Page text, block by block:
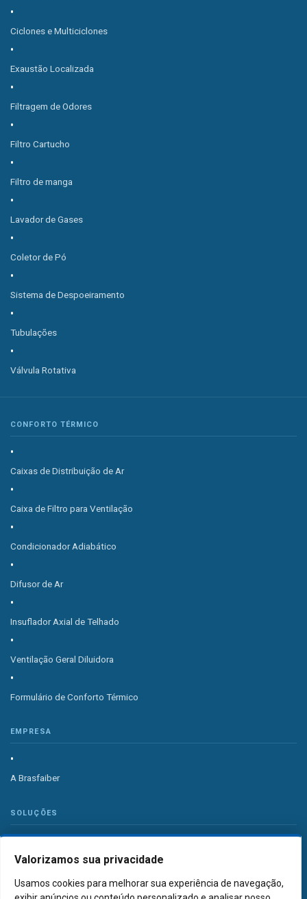
Valorizamos sua privacidade
Usamos cookies para melhorar sua experiência de navegação,
Ciclones e Multiciclones
Exaustão Localizada
Filtragem de Odores
Filtro Cartucho
Filtro de manga
Lavador de Gases
Coletor de Pó
Sistema de Despoeiramento
Tubulações
Válvula Rotativa
CONFORTO TÉRMICO
Caixas de Distribuição de Ar
Caixa de Filtro para Ventilação
Condicionador Adiabático
Difusor de Ar
Insuflador Axial de Telhado
Ventilação Geral Diluidora
Formulário de Conforto Térmico
EMPRESA
A Brasfaiber
SOLUÇÕES
Sistema de Ventilação Industrial